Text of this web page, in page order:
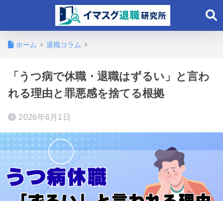
ホーム 退職コラム
「うつ病で休職・退職はずるい」と言わ
れる理由と罪悪感を捨てる根拠
2026年6月1日